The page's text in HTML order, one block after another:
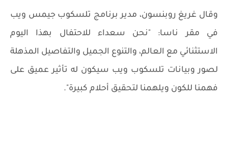
وقال غريغ روبنسون، مدير برنامج تلسكوب جيمس ويب
في مقر ناسا: "نحن سعداء للاحتفال بهذا اليوم
الاستثنائي مع العالم، والتنوع الجميل والتفاصيل المذهلة
لصور وبيانات تلسكوب ويب سيكون له تأثير عميق على
فهمنا للكون ويلهمنا لتحقيق أحلام كبيرة".